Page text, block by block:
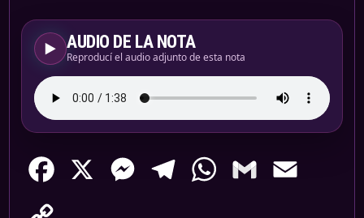
▶ AUDIO DE LA NOTA
Reproducí el audio adjunto de esta nota
Facebook MessengerTelegramWhatsAppGmail